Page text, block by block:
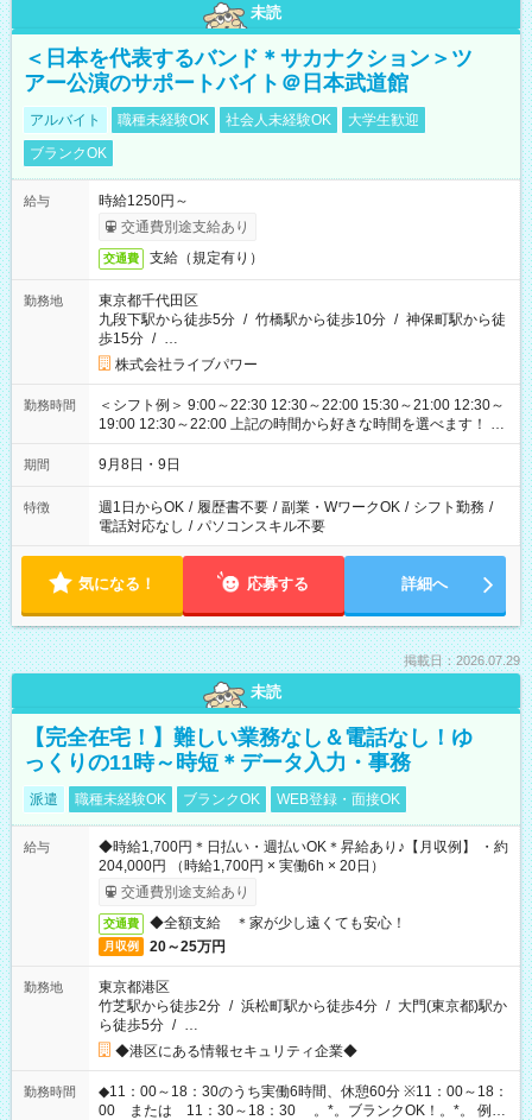
未読
＜日本を代表するバンド＊サカナクション＞ツ
アー公演のサポートバイト＠日本武道館
アルバイト 職種未経験OK 社会人未経験OK
大学生歓迎
ブランクOK
給与
時給1250円～
交通費別途支給あり
交通費 支給（規定有り）
勤務地
東京都千代田区
九段下駅から徒歩5分 / 竹橋駅から徒歩10分 / 神保町駅から徒
歩15分 / …
株式会社ライブパワー
勤務時間
＜シフト例＞ 9:00～22:30 12:30～22:00 15:30～21:00 12:30～
19:00 12:30～22:00 上記の時間から好きな時間を選べます！ ※
時間は変更となる可能性があります
期間 9月8日・9日
特徴 週1日からOK / 履歴書不要 / 副業・WワークOK / シフト勤務 /
電話対応なし / パソコンスキル不要
気になる！ 応募する 詳細へ
掲載日：2026.07.29
未読
【完全在宅！】難しい業務なし＆電話なし！ゆ
っくりの11時～時短＊データ入力・事務
派遣 職種未経験OK ブランクOK WEB登録・面接OK
給与
◆時給1,700円＊日払い・週払いOK＊昇給あり♪【月収例】 ・約
204,000円 （時給1,700円 × 実働6h × 20日）
交通費別途支給あり
交通費 ◆全額支給 ＊家が少し遠くても安心！
月収例 20～25万円
勤務地
東京都港区
竹芝駅から徒歩2分 / 浜松町駅から徒歩4分 / 大門(東京都)駅か
ら徒歩5分 / …
◆港区にある情報セキュリティ企業◆
勤務時間
◆11：00～18：30のうち実働6時間、休憩60分 ※11：00～18：
00 または 11：30～18：30 。*。ブランクOK！。*。 例え